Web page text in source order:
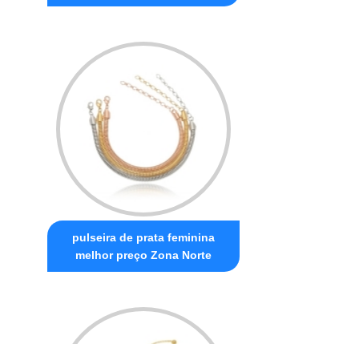
pulseira de prata feminina
melhor preço Zona Norte